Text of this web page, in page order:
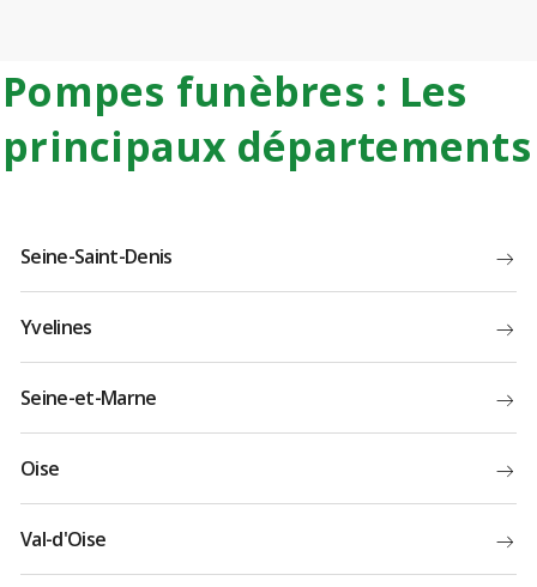
Pompes funèbres : Les
principaux départements
Seine-Saint-Denis
Yvelines
Seine-et-Marne
Oise
Val-d'Oise